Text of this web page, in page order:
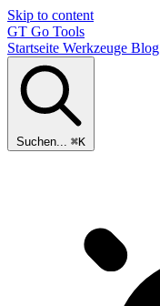
Skip to content
GT Go Tools
Startseite Werkzeuge Blog
Suchen... ⌘K